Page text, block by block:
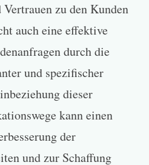
zu den Kunden
auch eine effektive
durch die
und spezifischer
dieser
kann einen
der
und zur Schaffung